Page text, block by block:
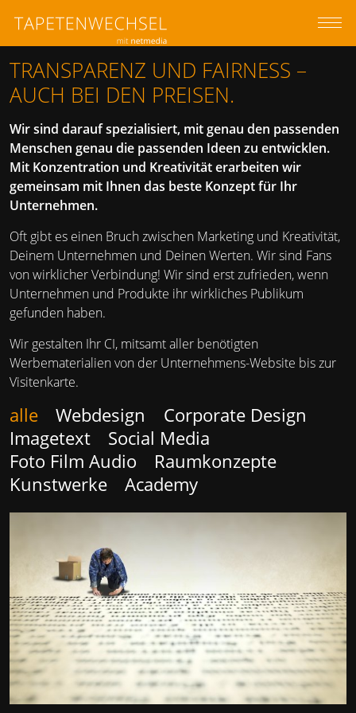
TRANSPARENZ UND FAIRNESS –
AUCH BEI DEN PREISEN.
Wir sind darauf spezialisiert, mit genau den passenden
Menschen genau die passenden Ideen zu entwicklen.
Mit Konzentration und Kreativität erarbeiten wir
gemeinsam mit Ihnen das beste Konzept für Ihr
Unternehmen.
Oft gibt es einen Bruch zwischen Marketing und Kreativität,
Deinem Unternehmen und Deinen Werten. Wir sind Fans
von wirklicher Verbindung! Wir sind erst zufrieden, wenn
Unternehmen und Produkte ihr wirkliches Publikum
gefunden haben.
Wir gestalten Ihr CI, mitsamt aller benötigten
Werbematerialien von der Unternehmens-Website bis zur
Visitenkarte.
alle Webdesign
Corporate Design
Imagetext
Social Media
Foto Film Audio
Raumkonzepte
Kunstwerke
Academy
MARKENBÜRO
REFERENZEN
LEISTUNGEN UND PREISE
BLOG
TEAM
KONTAKT
IMPRESSUM DATENSCHUTZ